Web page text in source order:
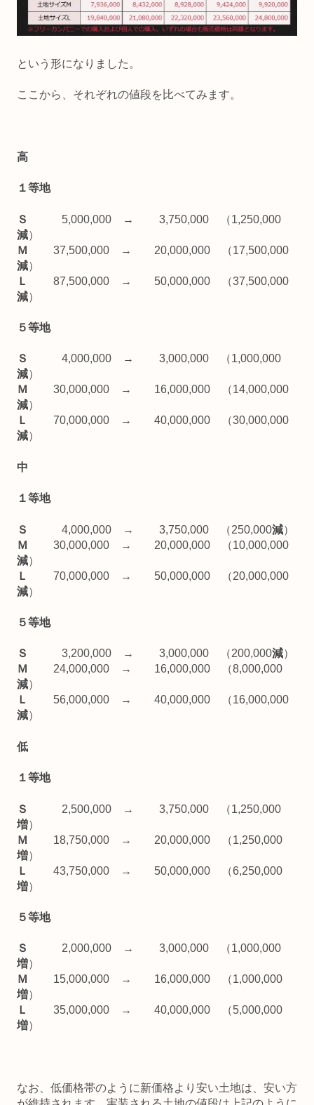
という形になりました。
ここから、それぞれの値段を比べてみます。
高
１等地
Ｓ
5,000,000 → 3,750,000 （1,250,000
減）
Ｍ
37,500,000 → 20,000,000 （17,500,000
減）
Ｌ
87,500,000 → 50,000,000 （37,500,000
減）
５等地
Ｓ
4,000,000 → 3,000,000 （1,000,000
減）
Ｍ
30,000,000 → 16,000,000 （14,000,000
減）
Ｌ
70,000,000 → 40,000,000 （30,000,000
減）
中
１等地
Ｓ 4,000,000 → 3,750,000 （250,000減）
Ｍ
30,000,000 → 20,000,000 （10,000,000
減）
Ｌ
70,000,000 → 50,000,000 （20,000,000
減）
５等地
Ｓ 3,200,000 → 3,000,000 （200,000減）
Ｍ
24,000,000 → 16,000,000 （8,000,000
減）
Ｌ
56,000,000 → 40,000,000 （16,000,000
減）
低
１等地
Ｓ
2,500,000 → 3,750,000 （1,250,000
増）
Ｍ
18,750,000 → 20,000,000 （1,250,000
増）
Ｌ
43,750,000 → 50,000,000 （6,250,000
増）
５等地
Ｓ
2,000,000 → 3,000,000 （1,000,000
増）
Ｍ
15,000,000 → 16,000,000 （1,000,000
増）
Ｌ
35,000,000 → 40,000,000 （5,000,000
増）
なお、低価格帯のように新価格より安い土地は、安い方